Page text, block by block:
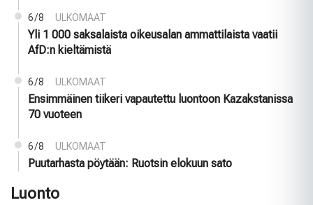
6/8 ULKOMAAT
Yli 1 000 saksalaista oikeusalan ammattilaista vaatii
AfD:n kieltämistä
6/8 ULKOMAAT
Ensimmäinen tiikeri vapautettu luontoon Kazakstanissa
70 vuoteen
6/8 ULKOMAAT
Puutarhasta pöytään: Ruotsin elokuun sato
Luonto